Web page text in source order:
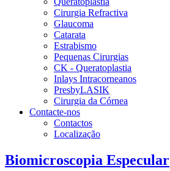
Cirurgia Refractiva
Glaucoma
Catarata
Estrabismo
Pequenas Cirurgias
CK - Queratoplastia
Inlays Intracorneanos
PresbyLASIK
Cirurgia da Córnea
Contacte-nos
Contactos
Localização
Biomicroscopia Especular